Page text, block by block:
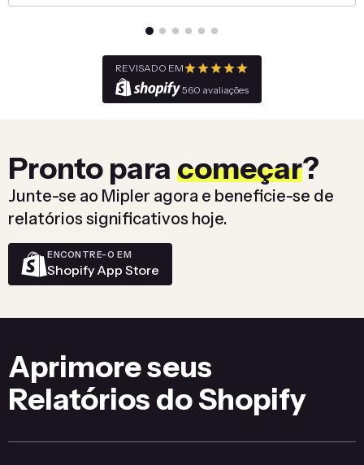
ajuda você a maximizar o uso dos seus
dados do Shopify. Eu recomendo
muito!
REVISADO EM
560 avaliações
Pronto para começar?
Junte-se ao Mipler agora e beneficie-se de
relatórios significativos hoje.
ENCONTRE-O EM
Shopify App Store
Aprimore seus
Relatórios do Shopify